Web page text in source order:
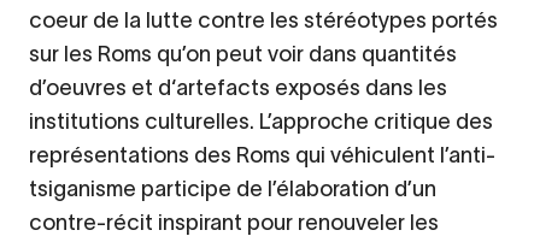
coeur de la lutte contre les stéréotypes portés
sur les Roms qu’on peut voir dans quantités
d’oeuvres et d‘artefacts exposés dans les
institutions culturelles. L’approche critique des
représentations des Roms qui véhiculent l’anti-
tsiganisme participe de l’élaboration d’un
contre-récit inspirant pour renouveler les